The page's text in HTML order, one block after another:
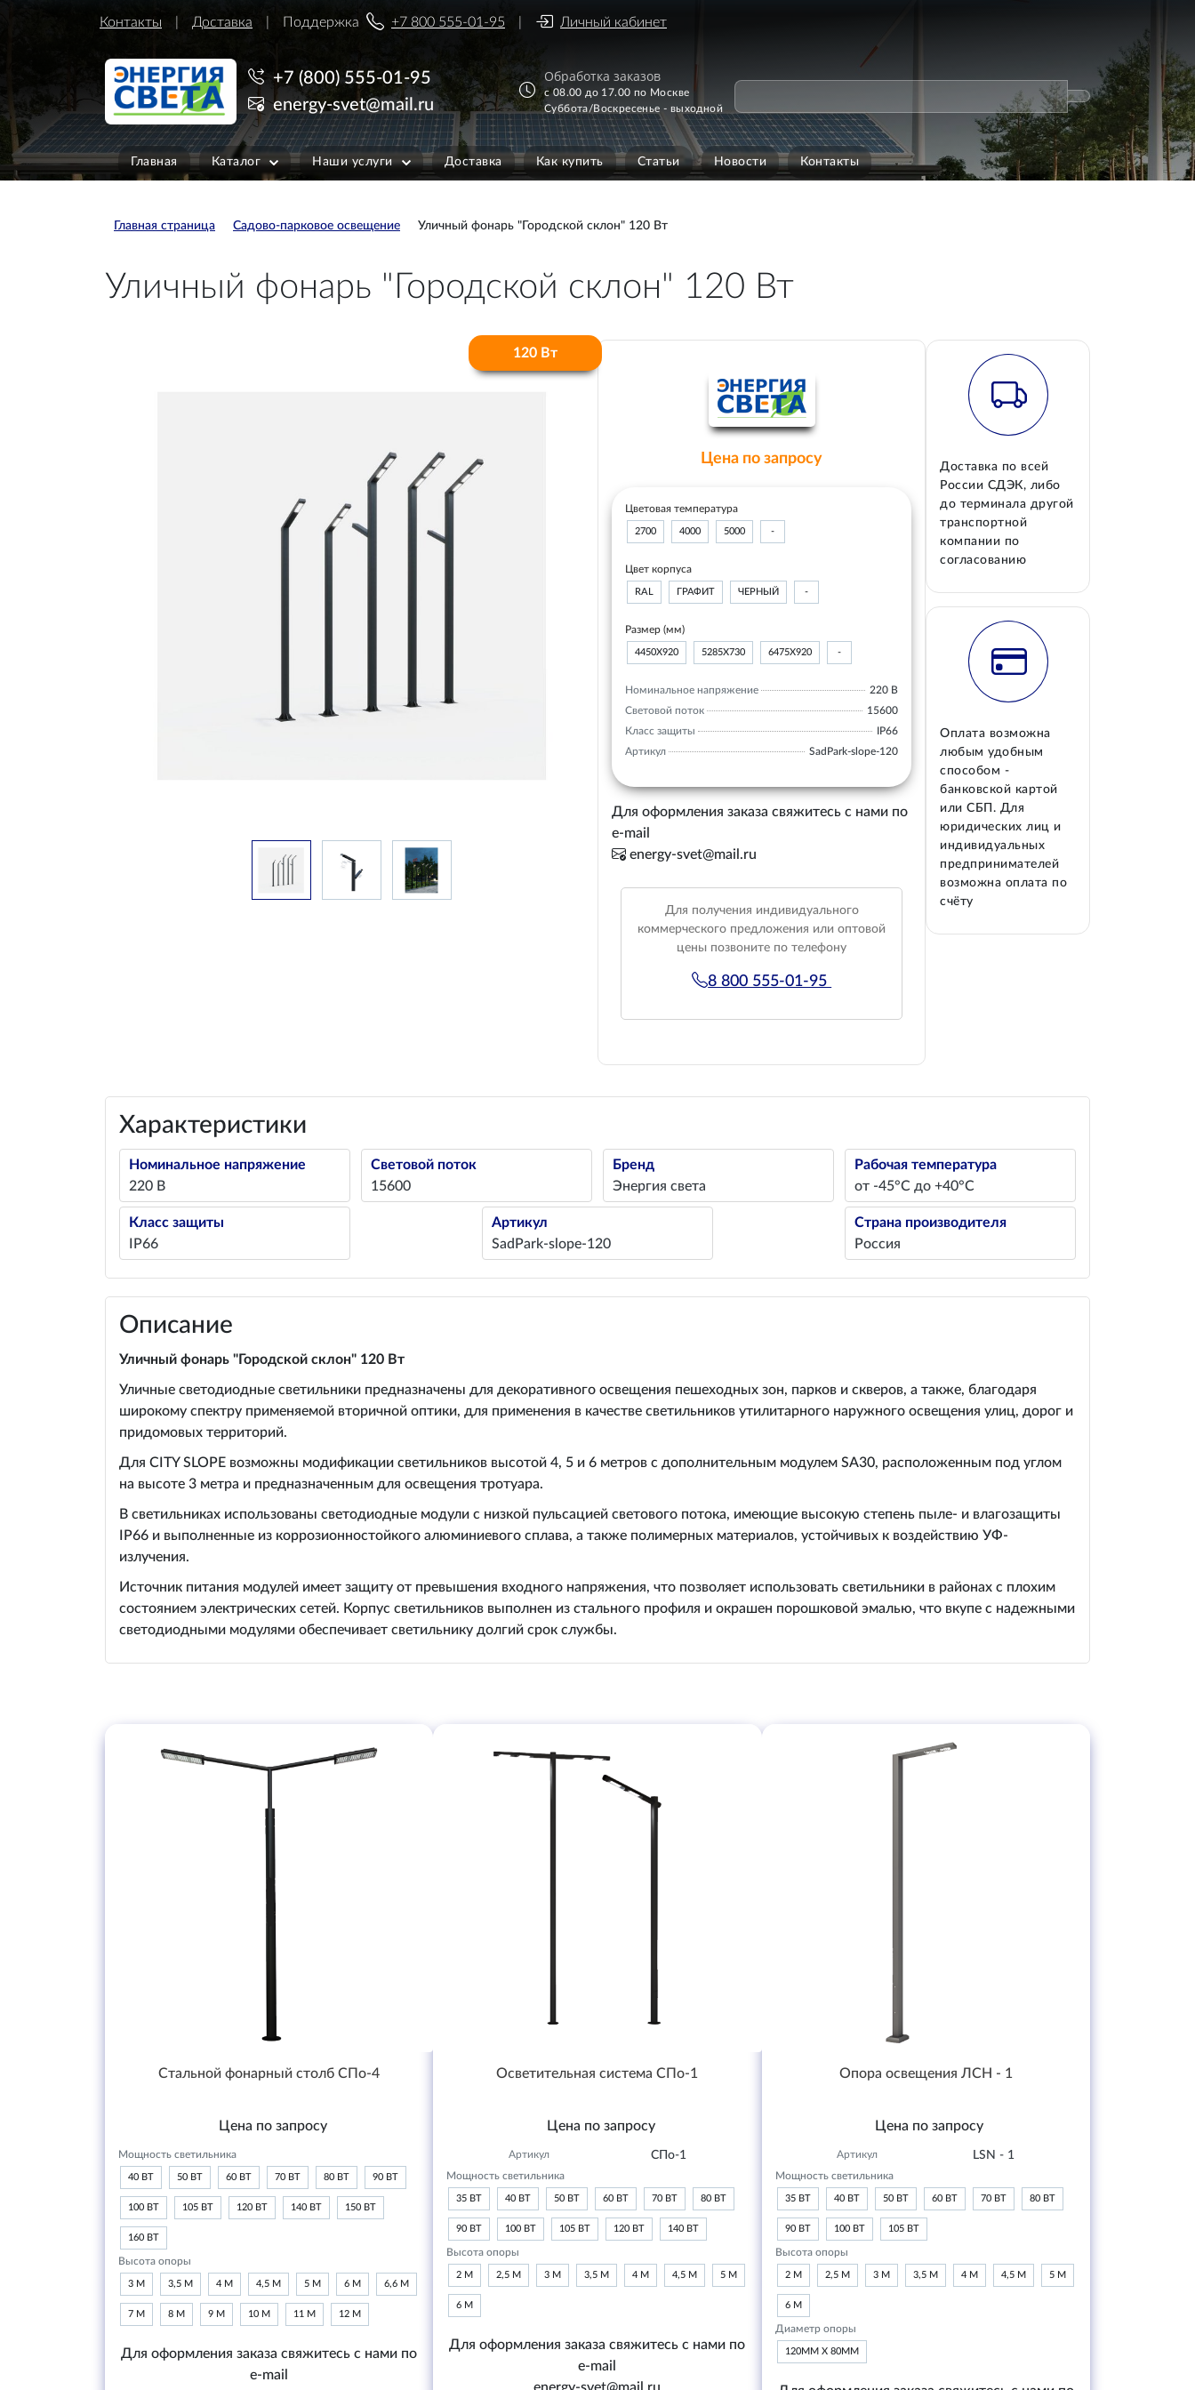
Контакты Доставка Поддержка +7 800 555-01-95 Личный кабинет
+7 (800) 555-01-95
energy-svet@mail.ru
Обработка заказов
с 08.00 до 17.00 по Москве
Суббота/Воскресенье - выходной
Главная Каталог Наши услуги Доставка Как купить Статьи Новости Контакты
Главная страница Садово-парковое освещение Уличный фонарь "Городской склон" 120 Вт
Уличный фонарь "Городской склон" 120 Вт
120 Вт
Цена по запросу
Цветовая температура
2700 4000 5000 -
Цвет корпуса
RAL ГРАФИТ ЧЕРНЫЙ -
Размер (мм)
4450Х920 5285Х730 6475Х920 -
Номинальное напряжение
220 В
Световой поток
15600
Класс защиты
IP66
Артикул
SadPark-slope-120
Для оформления заказа свяжитесь с нами по
e-mail
energy-svet@mail.ru
Для получения индивидуального
коммерческого предложения или оптовой
цены позвоните по телефону
8 800 555-01-95
Доставка по всей
России СДЭК, либо
до терминала другой
транспортной
компании по
согласованию
Оплата возможна
любым удобным
способом -
банковской картой
или СБП. Для
юридических лиц и
индивидуальных
предпринимателей
возможна оплата по
счёту
Характеристики
Номинальное напряжение
220 В
Световой поток
15600
Бренд
Энергия света
Рабочая температура
от -45°С до +40°С
Класс защиты
IP66
Артикул
SadPark-slope-120
Страна производителя
Россия
Описание
Уличный фонарь "Городской склон" 120 Вт
Уличные светодиодные светильники предназначены для декоративного освещения пешеходных зон, парков и скверов, а также, благодаря
широкому спектру применяемой вторичной оптики, для применения в качестве светильников утилитарного наружного освещения улиц, дорог и
придомовых территорий.
Для CITY SLOPE возможны модификации светильников высотой 4, 5 и 6 метров с дополнительным модулем SA30, расположенным под углом
на высоте 3 метра и предназначенным для освещения тротуара.
В светильниках использованы светодиодные модули с низкой пульсацией светового потока, имеющие высокую степень пыле- и влагозащиты
IP66 и выполненные из коррозионностойкого алюминиевого сплава, а также полимерных материалов, устойчивых к воздействию УФ-
излучения.
Источник питания модулей имеет защиту от превышения входного напряжения, что позволяет использовать светильники в районах с плохим
состоянием электрических сетей. Корпус светильников выполнен из стального профиля и окрашен порошковой эмалью, что вкупе с надежными
светодиодными модулями обеспечивает светильнику долгий срок службы.
Стальной фонарный столб СПо-4
Цена по запросу
Мощность светильника
40 ВТ 50 ВТ 60 ВТ 70 ВТ 80 ВТ 90 ВТ
100 ВТ 105 ВТ 120 ВТ 140 ВТ 150 ВТ
160 ВТ
Высота опоры
3 М 3,5 М 4 М 4,5 М 5 М 6 М 6,6 М
7 М 8 М 9 М 10 М 11 М 12 М
Для оформления заказа свяжитесь с нами по
e-mail
Осветительная система СПо-1
Цена по запросу
Артикул СПо-1
Мощность светильника
35 ВТ 40 ВТ 50 ВТ 60 ВТ 70 ВТ 80 ВТ
90 ВТ 100 ВТ 105 ВТ 120 ВТ 140 ВТ
Высота опоры
2 М 2,5 М 3 М 3,5 М 4 М 4,5 М 5 М
6 М
Для оформления заказа свяжитесь с нами по
e-mail
Опора освещения ЛСН - 1
Цена по запросу
Артикул LSN - 1
Мощность светильника
35 ВТ 40 ВТ 50 ВТ 60 ВТ 70 ВТ 80 ВТ
90 ВТ 100 ВТ 105 ВТ
Высота опоры
2 М 2,5 М 3 М 3,5 М 4 М 4,5 М 5 М
6 М
Диаметр опоры
120ММ Х 80ММ